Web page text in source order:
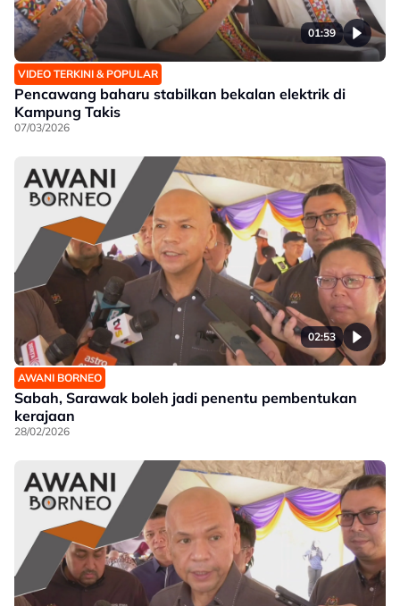
01:39
VIDEO TERKINI & POPULAR
Pencawang baharu stabilkan bekalan elektrik di
Kampung Takis
07/03/2026
02:53
AWANI BORNEO
Sabah, Sarawak boleh jadi penentu pembentukan
kerajaan
28/02/2026